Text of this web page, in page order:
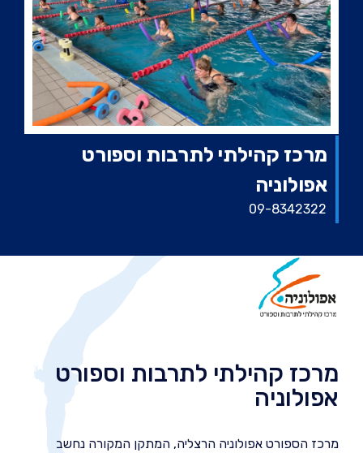
מרכז קהילתי לתרבות וספורט
אפולוניה
09-8342322
מרכז קהילתי לתרבות וספורט
אפולוניה
מרכז הספורט אפולוניה הרצליה, המתקן המקורה נחשב